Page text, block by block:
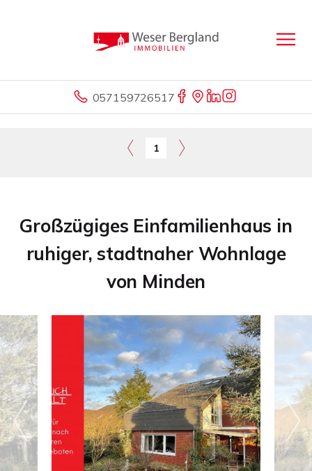
057159726517
1
Großzügiges Einfamilienhaus in
ruhiger, stadtnaher Wohnlage
von Minden